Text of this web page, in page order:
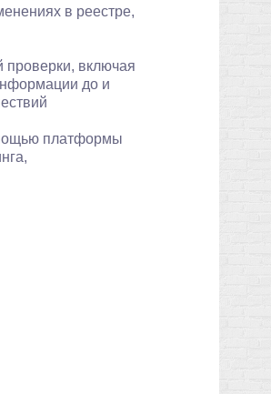
в реестре,
включая
до и
платформы